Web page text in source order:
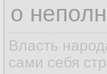
о
Власть
сами себя